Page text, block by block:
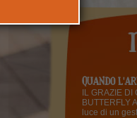
QUANDO
IL GRAZIE
BUTTERFLY
luce di un